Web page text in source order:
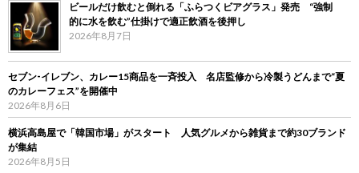
ビールだけ飲むと倒れる「ふらつくビアグラス」発売 “強制
的に水を飲む”仕掛けで適正飲酒を後押し
2026年8月7日
セブン‐イレブン、カレー15商品を一斉投入 名店監修から冷製うどんまで“夏
のカレーフェス”を開催中
2026年8月6日
横浜高島屋で「韓国市場」がスタート 人気グルメから雑貨まで約30ブランド
が集結
2026年8月5日